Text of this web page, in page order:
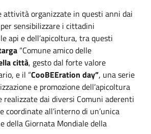
attività organizzate in questi anni dai
sensibilizzare i cittadini
api e dell’apicoltura, tra questi
“Comune amico delle
città, gesto dal forte valore
e il “CooBEEration day”, una serie
e promozione dell’apicoltura
realizzate dai diversi Comuni aderenti
all’interno di un’unica
della Giornata Mondiale della